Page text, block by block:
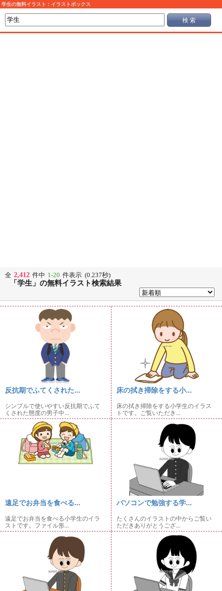
学生の無料イラスト：イラストボックス
検 索
全 2,412 件中 1-20 件表示 (0.237秒)
「学生」の無料イラスト検索結果
反抗期でふてくされた...
シンプルで使いやすい反抗期でふて
くされた態度の男子中...
床の拭き掃除をする小...
床の拭き掃除をする小学生のイラス
トです。ご覧いただき...
遠足でお弁当を食べる...
遠足でお弁当を食べる小学生のイラ
ストです。ファイル形...
パソコンで勉強する学...
たくさんのイラストの中からご覧い
ただきありがとうござ...